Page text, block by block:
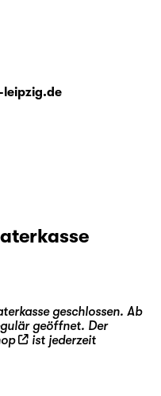
leipzig.de
geschlossen. Ab
geöffnet. Der
ist jederzeit